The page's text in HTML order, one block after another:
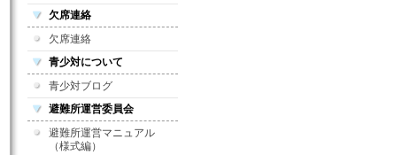
欠席連絡
欠席連絡
青少対について
青少対ブログ
避難所運営委員会
避難所運営マニュアル
（様式編）